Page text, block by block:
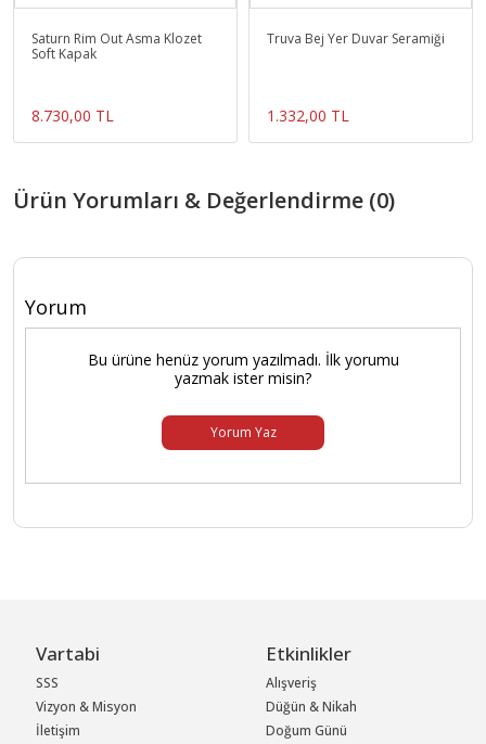
Saturn Rim Out Asma Klozet
Soft Kapak
8.730,00 TL
Truva Bej Yer Duvar Seramiği
1.332,00 TL
Ürün Yorumları & Değerlendirme (0)
Yorum
Bu ürüne henüz yorum yazılmadı. İlk yorumu
yazmak ister misin?
Yorum Yaz
Vartabi
SSS
Vizyon & Misyon
İletişim
Etkinlikler
Alışveriş
Düğün & Nikah
Doğum Günü